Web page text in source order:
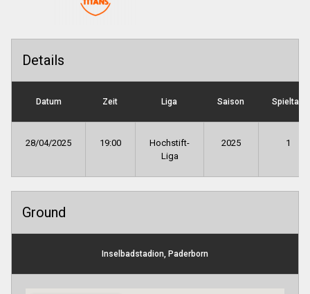
Details
Datum Zeit Liga Saison Spieltag
28/04/2025 19:00
Hochstift-
Liga
2025 1
Ground
Inselbadstadion, Paderborn